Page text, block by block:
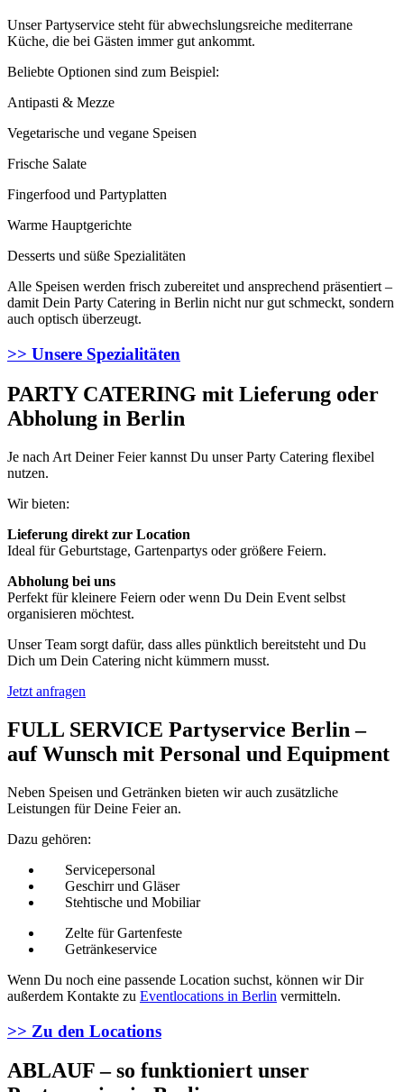
Unser Partyservice steht für abwechslungsreiche mediterrane
Küche, die bei Gästen immer gut ankommt.
Beliebte Optionen sind zum Beispiel:
Antipasti & Mezze
Vegetarische und vegane Speisen
Frische Salate
Fingerfood und Partyplatten
Warme Hauptgerichte
Desserts und süße Spezialitäten
Alle Speisen werden frisch zubereitet und ansprechend präsentiert –
damit Dein Party Catering in Berlin nicht nur gut schmeckt, sondern
auch optisch überzeugt.
>> Unsere Spezialitäten
PARTY CATERING mit Lieferung oder
Abholung in Berlin
Je nach Art Deiner Feier kannst Du unser Party Catering flexibel
nutzen.
Wir bieten:
Lieferung direkt zur Location
Ideal für Geburtstage, Gartenpartys oder größere Feiern.
Abholung bei uns
Perfekt für kleinere Feiern oder wenn Du Dein Event selbst
organisieren möchtest.
Unser Team sorgt dafür, dass alles pünktlich bereitsteht und Du
Dich um Dein Catering nicht kümmern musst.
Jetzt anfragen
FULL SERVICE Partyservice Berlin –
auf Wunsch mit Personal und Equipment
Neben Speisen und Getränken bieten wir auch zusätzliche
Leistungen für Deine Feier an.
Dazu gehören:
Servicepersonal
Geschirr und Gläser
Stehtische und Mobiliar
Zelte für Gartenfeste
Getränkeservice
Wenn Du noch eine passende Location suchst, können wir Dir
außerdem Kontakte zu Eventlocations in Berlin vermitteln.
>> Zu den Locations
ABLAUF – so funktioniert unser